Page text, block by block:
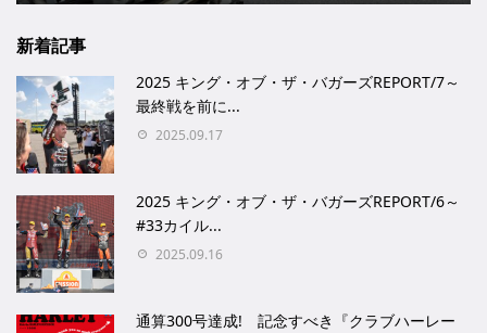
新着記事
2025 キング・オブ・ザ・バガーズREPORT/7～
最終戦を前に...
2025.09.17
2025 キング・オブ・ザ・バガーズREPORT/6～
#33カイル...
2025.09.16
通算300号達成! 記念すべき『クラブハーレー